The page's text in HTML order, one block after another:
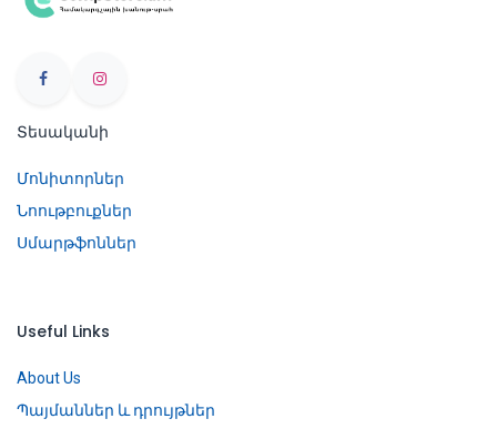
Տեսականի
Մոնիտորներ
Նոութբուքներ
Սմարթֆոններ
Useful Links
About Us
Պայմաններ և դրույթներ